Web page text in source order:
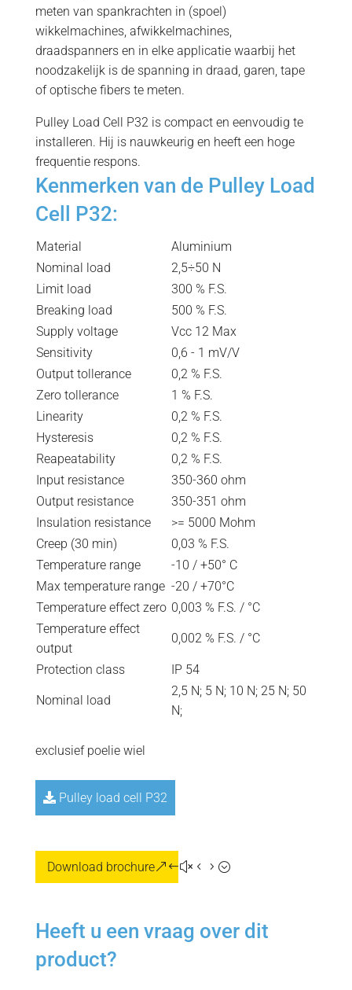
meten van spankrachten in (spoel)
wikkelmachines, afwikkelmachines,
draadspanners en in elke applicatie waarbij het
noodzakelijk is de spanning in draad, garen, tape
of optische fibers te meten.
Pulley Load Cell P32 is compact en eenvoudig te
installeren. Hij is nauwkeurig en heeft een hoge
frequentie respons.
Kenmerken van de Pulley Load
Cell P32:
Material
Aluminium
Nominal load
2,5÷50 N
Limit load
300 % F.S.
Breaking load
500 % F.S.
Supply voltage
Vcc 12 Max
Sensitivity
0,6 - 1 mV/V
Output tollerance
0,2 % F.S.
Zero tollerance
1 % F.S.
Linearity
0,2 % F.S.
Hysteresis
0,2 % F.S.
Reapeatability
0,2 % F.S.
Input resistance
350-360 ohm
Output resistance
350-351 ohm
Insulation resistance
>= 5000 Mohm
Creep (30 min)
0,03 % F.S.
Temperature range
-10 / +50° C
Max temperature range -20 / +70°C
Temperature effect zero 0,003 % F.S. / °C
Temperature effect
output
0,002 % F.S. / °C
Protection class IP 54
Nominal load
2,5 N; 5 N; 10 N; 25 N; 50
N;
exclusief poelie wiel
Pulley load cell P32
Download brochure
Heeft u een vraag over dit
product?